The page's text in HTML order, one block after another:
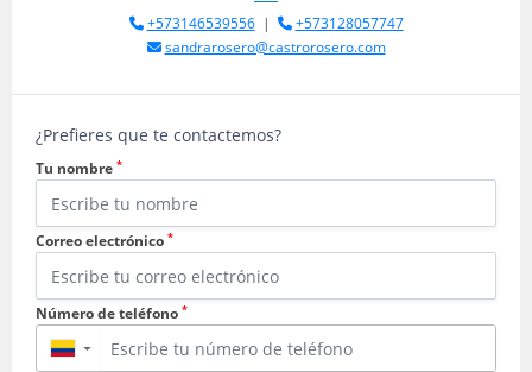
+573146539556|
+573128057747
sandrarosero@castrorosero.com
¿Prefieres que te contactemos?
Tu nombre *
Correo electrónico *
Número de teléfono *
▼